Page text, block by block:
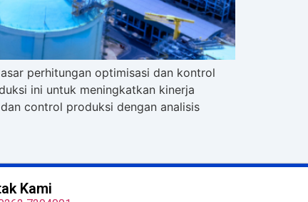
perhitungan optimisasi dan kontrol
ini untuk meningkatkan kinerja
control produksi dengan analisis
Kami